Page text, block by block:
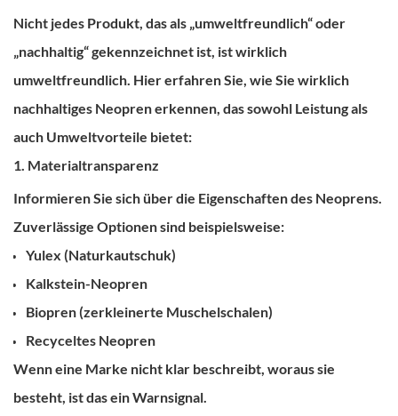
Nicht jedes Produkt, das als „umweltfreundlich“ oder
„nachhaltig“ gekennzeichnet ist, ist wirklich
umweltfreundlich. Hier erfahren Sie, wie Sie wirklich
nachhaltiges Neopren erkennen, das sowohl Leistung als
auch Umweltvorteile bietet:
1. Materialtransparenz
Informieren Sie sich über die Eigenschaften des Neoprens.
Zuverlässige Optionen sind beispielsweise:
Yulex (Naturkautschuk)
Kalkstein-Neopren
Biopren(zerkleinerte Muschelschalen)
Recyceltes Neopren
Wenn eine Marke nicht klar beschreibt, woraus sie
besteht, ist das ein Warnsignal.